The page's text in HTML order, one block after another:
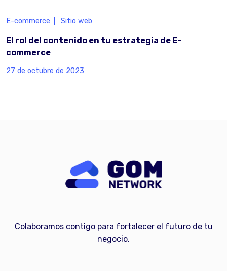
E-commerce Sitio web
El rol del contenido en tu estrategia de E-
commerce
27 de octubre de 2023
Colaboramos contigo para fortalecer el futuro de tu
negocio.